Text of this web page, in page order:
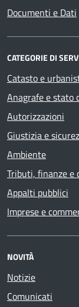
Documenti e Dati
CATEGORIE DI
Catasto e
Anagrafe e stato
Autorizzazioni
Giustizia e
Ambiente
Tributi, finanze e
Appalti pubblici
Imprese e
NOVITÀ
Notizie
Comunicati